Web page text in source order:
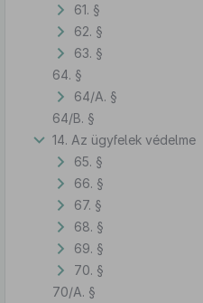
61. §
62. §
63. §
64. §
64/A. §
64/B. §
14. Az ügyfelek védelme
65. §
66. §
67. §
68. §
69. §
70. §
70/A. §